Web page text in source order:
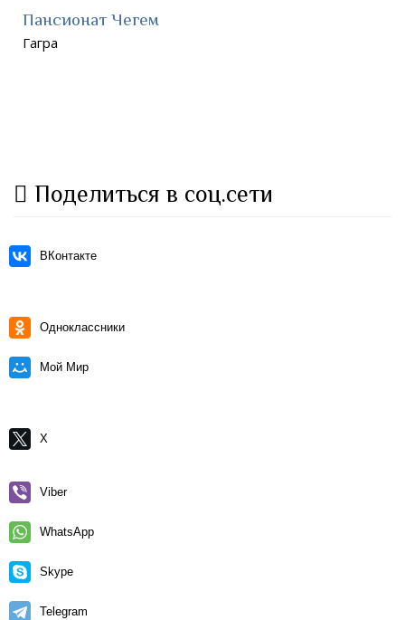
Пансионат Чегем
Гагра
Поделиться в соц.сети
ВКонтакте
Одноклассники
Мой Мир
X
Viber
WhatsApp
Skype
Telegram